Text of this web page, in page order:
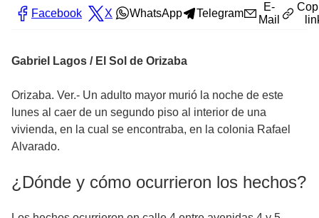
Facebook X WhatsApp Telegram
E-
Mail
Gabriel Lagos / El Sol de Orizaba
Orizaba. Ver.- Un adulto mayor murió la noche de este
lunes al caer de un segundo piso al interior de una
vivienda, en la cual se encontraba, en la colonia Rafael
Alvarado.
¿Dónde y cómo ocurrieron los hechos?